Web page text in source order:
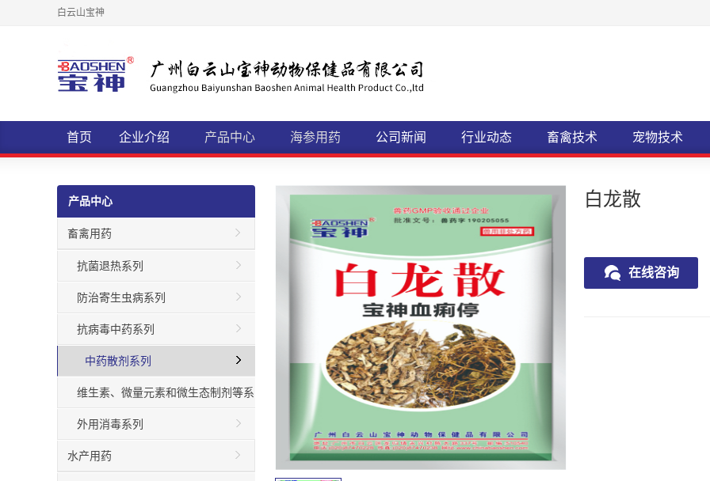
白云山宝神
首页 企业介绍 产品中心 海参用药 公司新闻 行业动态 畜禽技术 宠物技术
白龙散
在线咨询
产品中心
畜禽用药
抗菌退热系列
防治寄生虫病系列
抗病毒中药系列
中药散剂系列
维生素、微量元素和微生态制剂等系
外用消毒系列
水产用药